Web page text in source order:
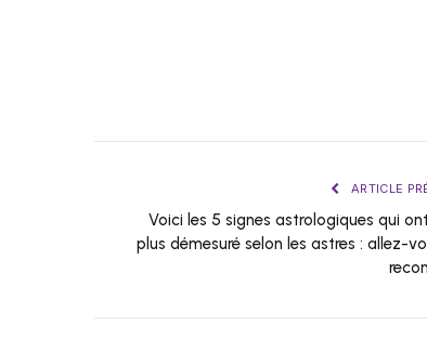
ARTICLE
Voici les 5 signes astrologiques qui ont
plus démesuré selon les astres : allez-